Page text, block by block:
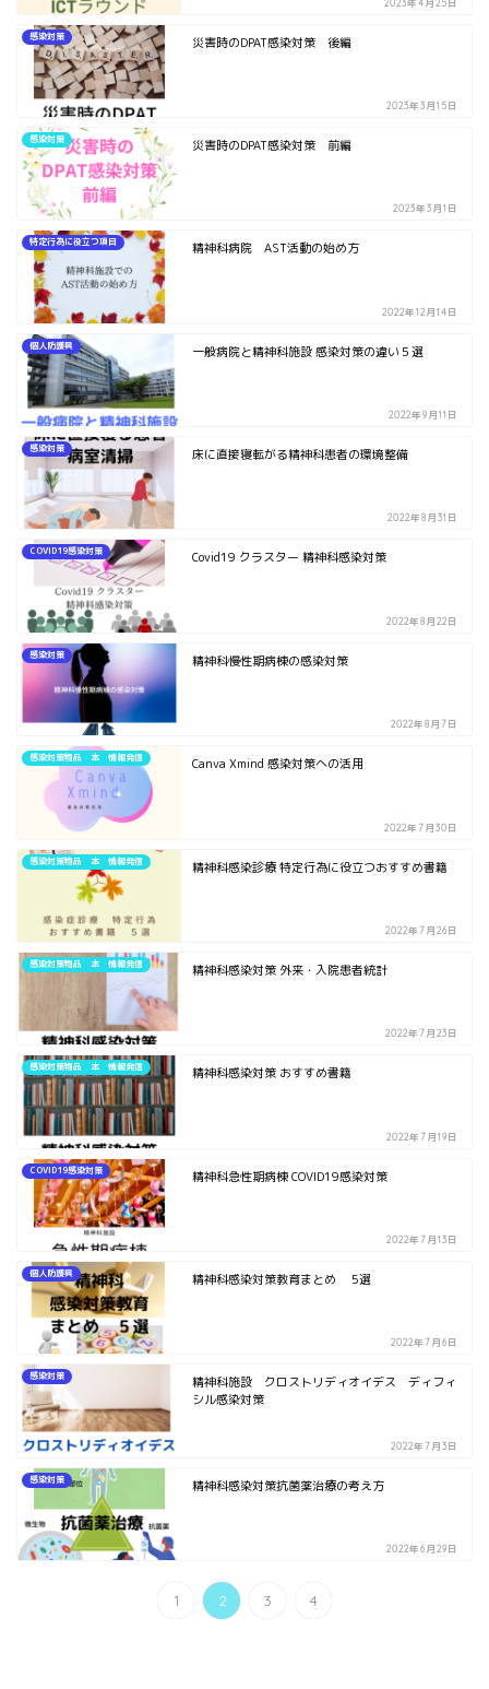
感染対策 災害時のDPAT感染対策 後編
2023年3月15日
感染対策 災害時のDPAT感染対策 前編
2023年3月1日
特定行為に役立つ項目 精神科病院 AST活動の始め方
2022年12月14日
個人防護具 一般病院と精神科施設 感染対策の違い５選
2022年9月11日
感染対策 床に直接寝転がる精神科患者の環境整備
2022年8月31日
COVID19感染対策 Covid19 クラスター 精神科感染対策
2022年8月22日
感染対策 精神科慢性期病棟の感染対策
2022年8月7日
感染対策物品 本 情報発信 Canva Xmind 感染対策への活用
2022年7月30日
感染対策物品 本 情報発信 精神科感染診療 特定行為に役立つおすすめ書籍
2022年7月26日
感染対策物品 本 情報発信 精神科感染対策 外来・入院患者統計
2022年7月23日
感染対策物品 本 情報発信 精神科感染対策 おすすめ書籍
2022年7月19日
COVID19感染対策 精神科急性期病棟 COVID19感染対策
2022年7月13日
個人防護具 精神科感染対策教育まとめ 5選
2022年7月6日
感染対策
精神科施設 クロストリディオイデス ディフィ
シル感染対策
2022年7月3日
感染対策 精神科感染対策抗菌薬治療の考え方
2022年6月29日
1 2 3 4